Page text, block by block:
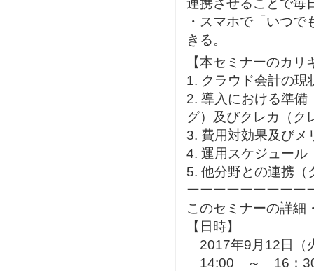
・スマホで「いつ
きる。
【本セミナーのカ
1. クラウド会計の現
2. 導入における準備
グ）及びクレカ（ク
3. 費用対効果及びメ
4. 運用スケジュール
5. 他分野との連携（
ーーーーーーーーー
このセミナーの詳細
【日時】
2017年9月12日
14:00 ～ 16：30